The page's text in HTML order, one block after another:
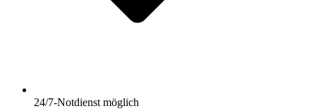
24/7-Notdienst möglich